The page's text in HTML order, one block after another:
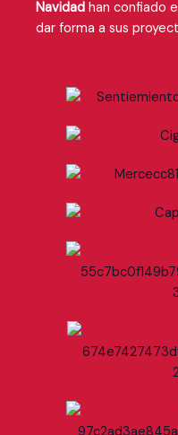
Navidad han confiado
dar forma a sus